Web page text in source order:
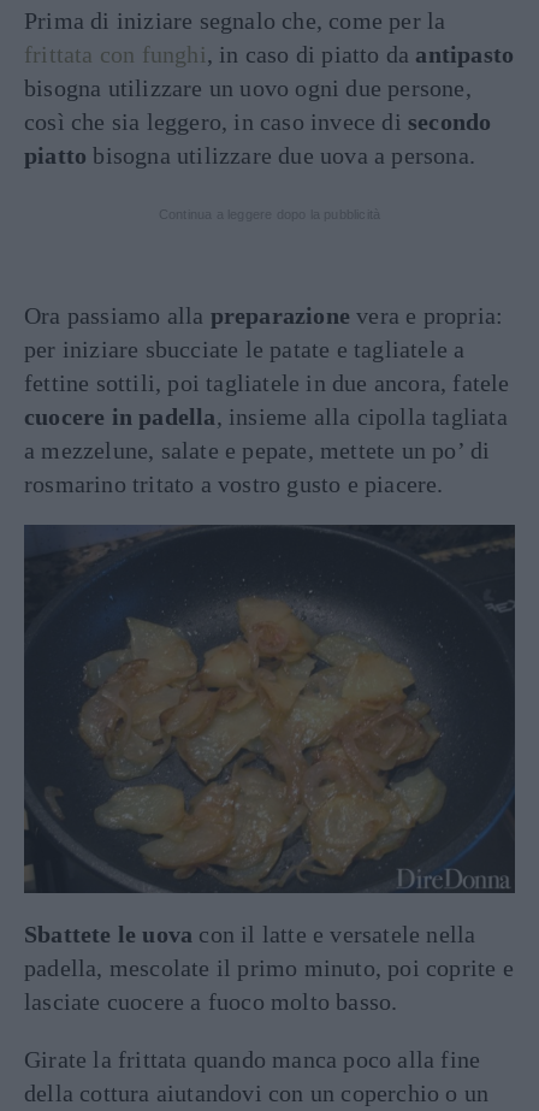
Prima di iniziare segnalo che, come per la
frittata con funghi, in caso di piatto da antipasto
bisogna utilizzare un uovo ogni due persone,
così che sia leggero, in caso invece di secondo
piatto bisogna utilizzare due uova a persona.
Ora passiamo alla preparazione vera e propria:
per iniziare sbucciate le patate e tagliatele a
fettine sottili, poi tagliatele in due ancora, fatele
cuocere in padella, insieme alla cipolla tagliata
a mezzelune, salate e pepate, mettete un po’ di
rosmarino tritato a vostro gusto e piacere.
Sbattete le uova con il latte e versatele nella
padella, mescolate il primo minuto, poi coprite e
lasciate cuocere a fuoco molto basso.
Girate la frittata quando manca poco alla fine
della cottura aiutandovi con un coperchio o un